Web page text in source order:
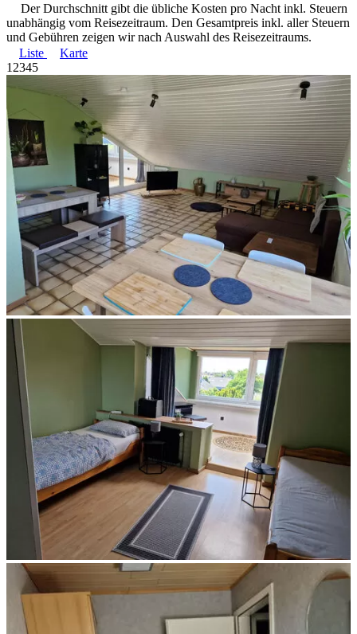
Der Durchschnitt gibt die übliche Kosten pro Nacht inkl. Steuern
unabhängig vom Reisezeitraum. Den Gesamtpreis inkl. aller Steuern
und Gebühren zeigen wir nach Auswahl des Reisezeitraums.
Liste
Karte
1 2345